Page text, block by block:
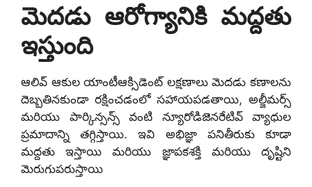
మెదడు ఆరోగ్యానికి మద్దతు
ఇస్తుంది
ఆలివ్ ఆకుల యాంటీఆక్సిడెంట్ లక్షణాలు మెదడు కణాలను
దెబ్బతినకుండా రక్షించడంలో సహాయపడతాయి, అల్జీమర్స్
మరియు పార్కిన్సన్స్ వంటి న్యూరోడిజెనరేటివ్ వ్యాధుల
ప్రమాదాన్ని తగ్గిస్తాయి. ఇవి అభిజ్ఞా పనితీరుకు కూడా
మద్దతు ఇస్తాయి మరియు జ్ఞాపకశక్తి మరియు దృష్టిని
మెరుగుపరుస్తాయి